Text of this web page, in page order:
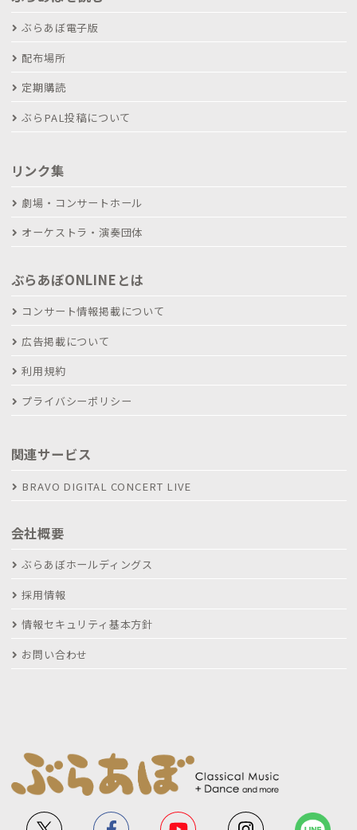
ぶらあぼ電子版
配布場所
定期購読
ぶらPAL投稿について
リンク集
劇場・コンサートホール
オーケストラ・演奏団体
ぶらあぼONLINEとは
コンサート情報掲載について
広告掲載について
利用規約
プライバシーポリシー
関連サービス
BRAVO DIGITAL CONCERT LIVE
会社概要
ぶらあぼホールディングス
採用情報
情報セキュリティ基本方針
お問い合わせ